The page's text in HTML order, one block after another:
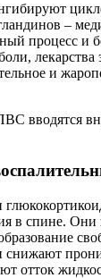
–
процесс и
лекарства
и
вводятся
в спине. Они
снижают
отток